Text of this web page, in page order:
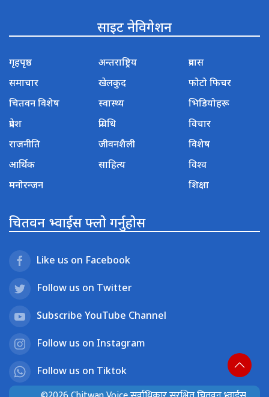
साइट नेविगेशन
गृहपृष्ठ
समाचार
चितवन विशेष
प्रदेश
राजनीति
आर्थिक
मनोरन्जन
अन्तराष्ट्रिय
खेलकुद
स्वास्थ्य
प्रविधि
जीवनशैली
साहित्य
प्रवास
फोटो फिचर
भिडियोहरू
विचार
विशेष
विश्व
शिक्षा
चितवन भ्वाईस फ्लो गर्नुहोस
Like us on Facebook
Follow us on Twitter
Subscribe YouTube Channel
Follow us on Instagram
Follow us on Tiktok